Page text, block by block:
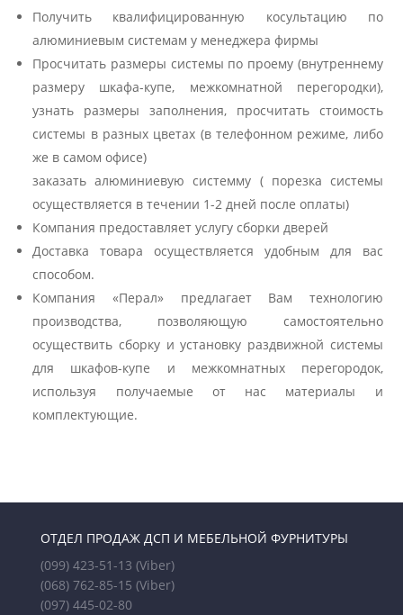
Получить квалифицированную косультацию по
алюминиевым системам у менеджера фирмы
Просчитать размеры системы по проему (внутреннему
размеру шкафа-купе, межкомнатной перегородки),
узнать размеры заполнения, просчитать стоимость
системы в разных цветах (в телефонном режиме, либо
же в самом офисе)
заказать алюминиевую системму ( порезка системы
осуществляется в течении 1-2 дней после оплаты)
Компания предоставляет услугу сборки дверей
Доставка товара осуществляется удобным для вас
способом.
Компания «Перал» предлагает Вам технологию
производства, позволяющую самостоятельно
осуществить сборку и установку раздвижной системы
для шкафов-купе и межкомнатных перегородок,
используя получаемые от нас материалы и
комплектующие.
ОТДЕЛ ПРОДАЖ ДСП И МЕБЕЛЬНОЙ ФУРНИТУРЫ
(099) 423-51-13 (Viber)
(068) 762-85-15 (Viber)
(097) 445-02-80